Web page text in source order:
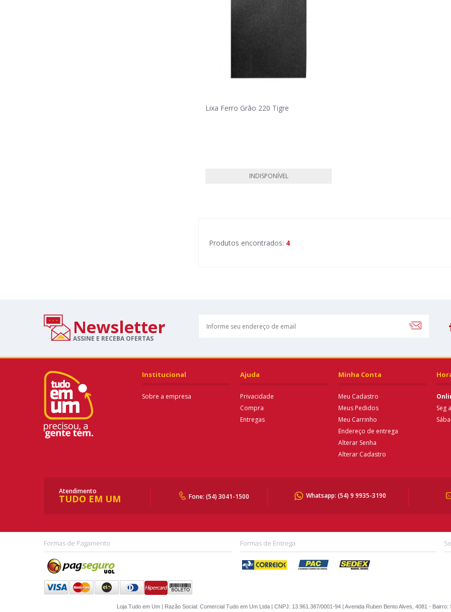
Lixa Ferro Grão 220 Tigre
INDISPONÍVEL
Produtos encontrados: 4
Newsletter
ASSINE E RECEBA OFERTAS
Institucional
Sobre a empresa
Ajuda
Privacidade
Compra
Entregas
Minha Conta
Meu Cadastro
Meus Pedidos
Meu Carrinho
Endereço de entrega
Alterar Senha
Alterar Cadastro
Seg
Atendimento
TUDO EM UM Fone: (54) 3041-1500 Whatsapp: (54) 9 9935-3190
Formas de Pagamento Formas de Entrega
Loja Tudo em Um | Razão Social: Comercial Tudo em Um Ltda | CNPJ: 13.961.387/0001-94 | Avenida Ruben Bento Alves, 4081 -